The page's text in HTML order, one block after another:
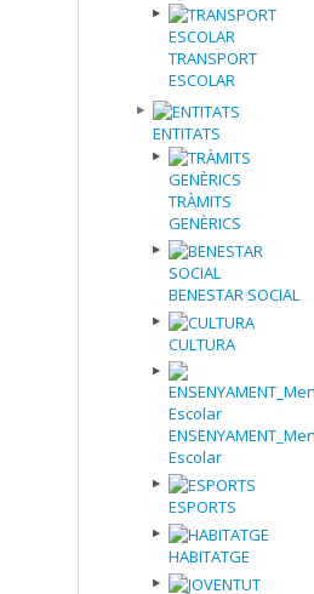
TRANSPORT
ESCOLAR
ENTITATS
TRÀMITS
GENÈRICS
BENESTAR SOCIAL
CULTURA
Escolar
ESPORTS
HABITATGE